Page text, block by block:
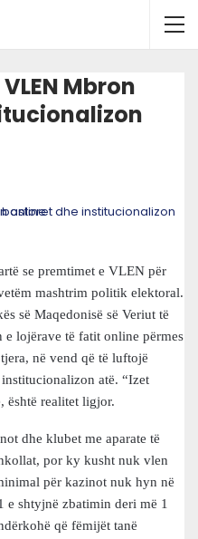
Mbron
se premtimet e VLEN për
mashtrim politik elektoral.
së Maqedonisë së Veriut të
lojërave të fatit online përmes
në vend që të luftojë
atë. “Izet
është realitet ligjor.
dhe klubet me aparate të
por ky kusht nuk vlen
për kazinot nuk hyn në
e shtyjnë zbatimin deri më 1
që fëmijët tanë